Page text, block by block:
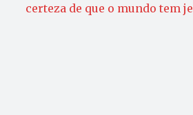
certeza de que o mundo tem